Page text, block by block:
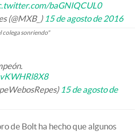
baGNIQCUL0
(@MXB_) 15 de agosto de 2016
colega sonriendo"
15 de agosto de
de Bolt ha hecho que algunos